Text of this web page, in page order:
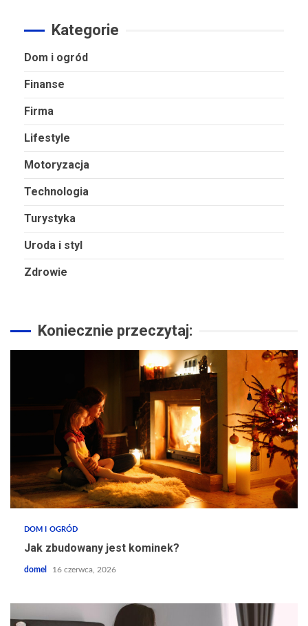
Kategorie
Dom i ogród
Finanse
Firma
Lifestyle
Motoryzacja
Technologia
Turystyka
Uroda i styl
Zdrowie
Koniecznie przeczytaj:
DOM I OGRÓD
Jak zbudowany jest kominek?
domel 16 czerwca, 2026